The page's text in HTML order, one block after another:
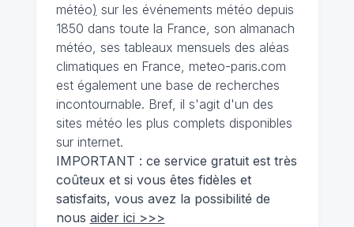
météo) sur les événements météo depuis
1850 dans toute la France, son almanach
météo, ses tableaux mensuels des aléas
climatiques en France, meteo-paris.com
est également une base de recherches
incontournable. Bref, il s'agit d'un des
sites météo les plus complets disponibles
sur internet.
IMPORTANT : ce service gratuit est très
coûteux et si vous êtes fidèles et
satisfaits, vous avez la possibilité de
nous aider ici >>>